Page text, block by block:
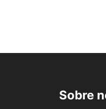
Sobre